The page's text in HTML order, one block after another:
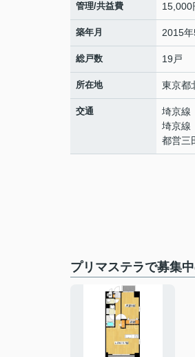
管理/共益費 15,000
築年月 2015年
総戸数 19戸
所在地 東京都
交通 埼京線
埼京線
都営三
プリマステラで募集